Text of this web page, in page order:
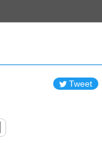
Tweet